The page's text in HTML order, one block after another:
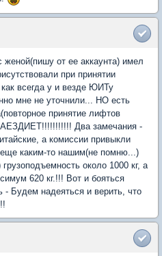
женой(пишу от ее аккаунта) имел
при принятии
всегда у и везде ЮИТу
мне не уточнили... НО есть
принятие лифтов
Два замечания -
а комиссии привыкли
каким-то нашим(не помню...)
около 1000 кг, а
620 кг.!!! Вот и бояться
Будем надеяться и верить, что